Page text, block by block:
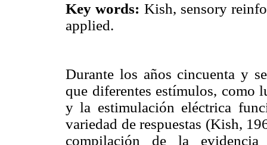
Key words: Kish, sensory
applied.
Durante los años cincuenta y
que diferentes estímulos, como
y la estimulación eléctrica
variedad de respuestas (Kish,
compilación de la